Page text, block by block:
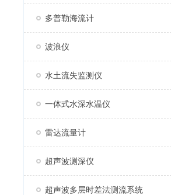
多普勒海流计
波浪仪
水土流失监测仪
一体式水深水温仪
雷达流量计
超声波测深仪
超声波多层时差法测流系统